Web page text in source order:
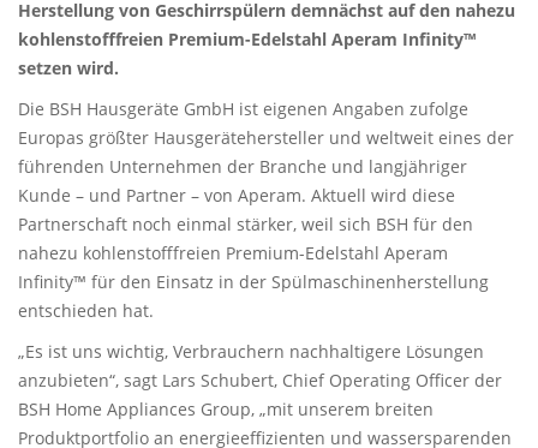
Herstellung von Geschirrspülern demnächst auf den nahezu
kohlenstofffreien Premium-Edelstahl Aperam Infinity™
setzen wird.
Die BSH Hausgeräte GmbH ist eigenen Angaben zufolge
Europas größter Hausgerätehersteller und weltweit eines der
führenden Unternehmen der Branche und langjähriger
Kunde – und Partner – von Aperam. Aktuell wird diese
Partnerschaft noch einmal stärker, weil sich BSH für den
nahezu kohlenstofffreien Premium-Edelstahl Aperam
Infinity™ für den Einsatz in der Spülmaschinenherstellung
entschieden hat.
„Es ist uns wichtig, Verbrauchern nachhaltigere Lösungen
anzubieten“, sagt Lars Schubert, Chief Operating Officer der
BSH Home Appliances Group, „mit unserem breiten
Produktportfolio an energieeffizienten und wassersparenden